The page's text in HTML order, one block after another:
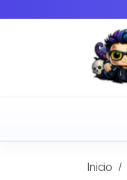
Inicio